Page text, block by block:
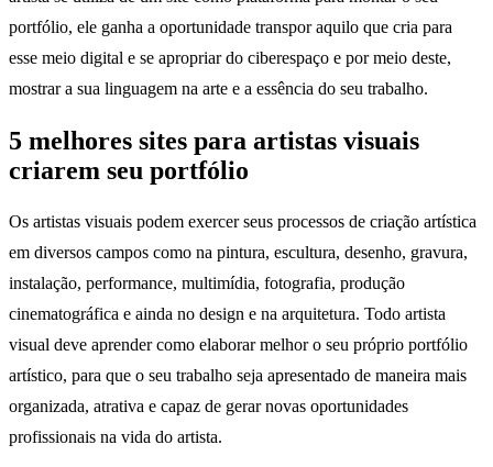
portfólio, ele ganha a oportunidade transpor aquilo que cria para
esse meio digital e se apropriar do ciberespaço e por meio deste,
mostrar a sua linguagem na arte e a essência do seu trabalho.
5 melhores sites para artistas visuais
criarem seu portfólio
Os artistas visuais podem exercer seus processos de criação artística
em diversos campos como na pintura, escultura, desenho, gravura,
instalação, performance, multimídia, fotografia, produção
cinematográfica e ainda no design e na arquitetura. Todo artista
visual deve aprender como elaborar melhor o seu próprio portfólio
artístico, para que o seu trabalho seja apresentado de maneira mais
organizada, atrativa e capaz de gerar novas oportunidades
profissionais na vida do artista.